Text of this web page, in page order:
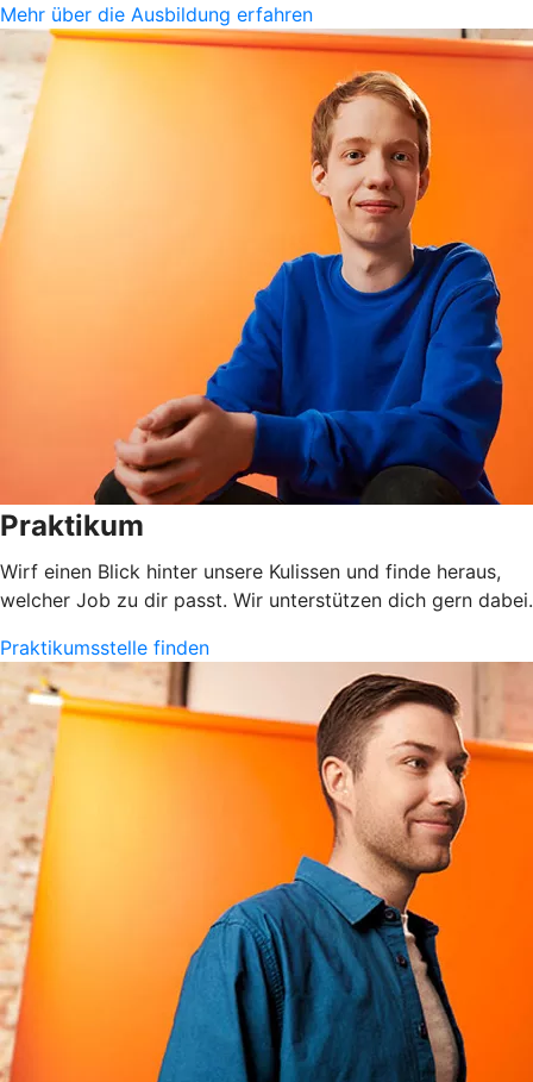
Mehr über die Ausbildung erfahren
Praktikum
Wirf einen Blick hinter unsere Kulissen und finde heraus,
welcher Job zu dir passt. Wir unterstützen dich gern dabei.
Praktikumsstelle finden